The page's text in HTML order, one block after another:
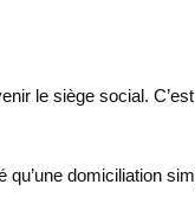
le siège social.
qu’une domiciliation